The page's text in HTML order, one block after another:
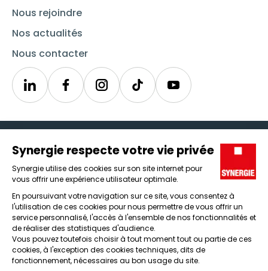
Nous rejoindre
Nos actualités
Nous contacter
LinkedinSynergieInstagramTikTok Youtube
Icône d'illustration
Candidats
Entreprises
Icône d'illustration
Nos agences
Icône d'illustration
Conditions générales d'utilisation et mentions légales
Protection des données
Lanceur d'alertes